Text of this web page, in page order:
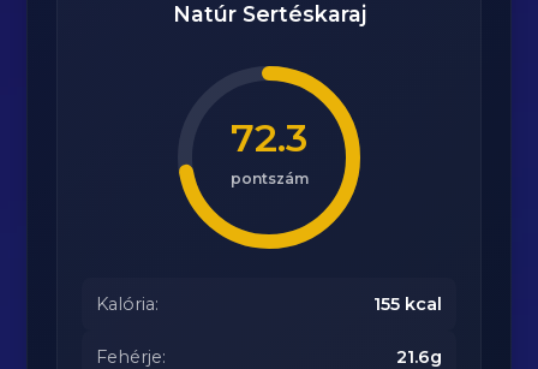
Natúr Sertéskaraj
72.3
pontszám
Kalória: 155 kcal
Fehérje: 21.6g